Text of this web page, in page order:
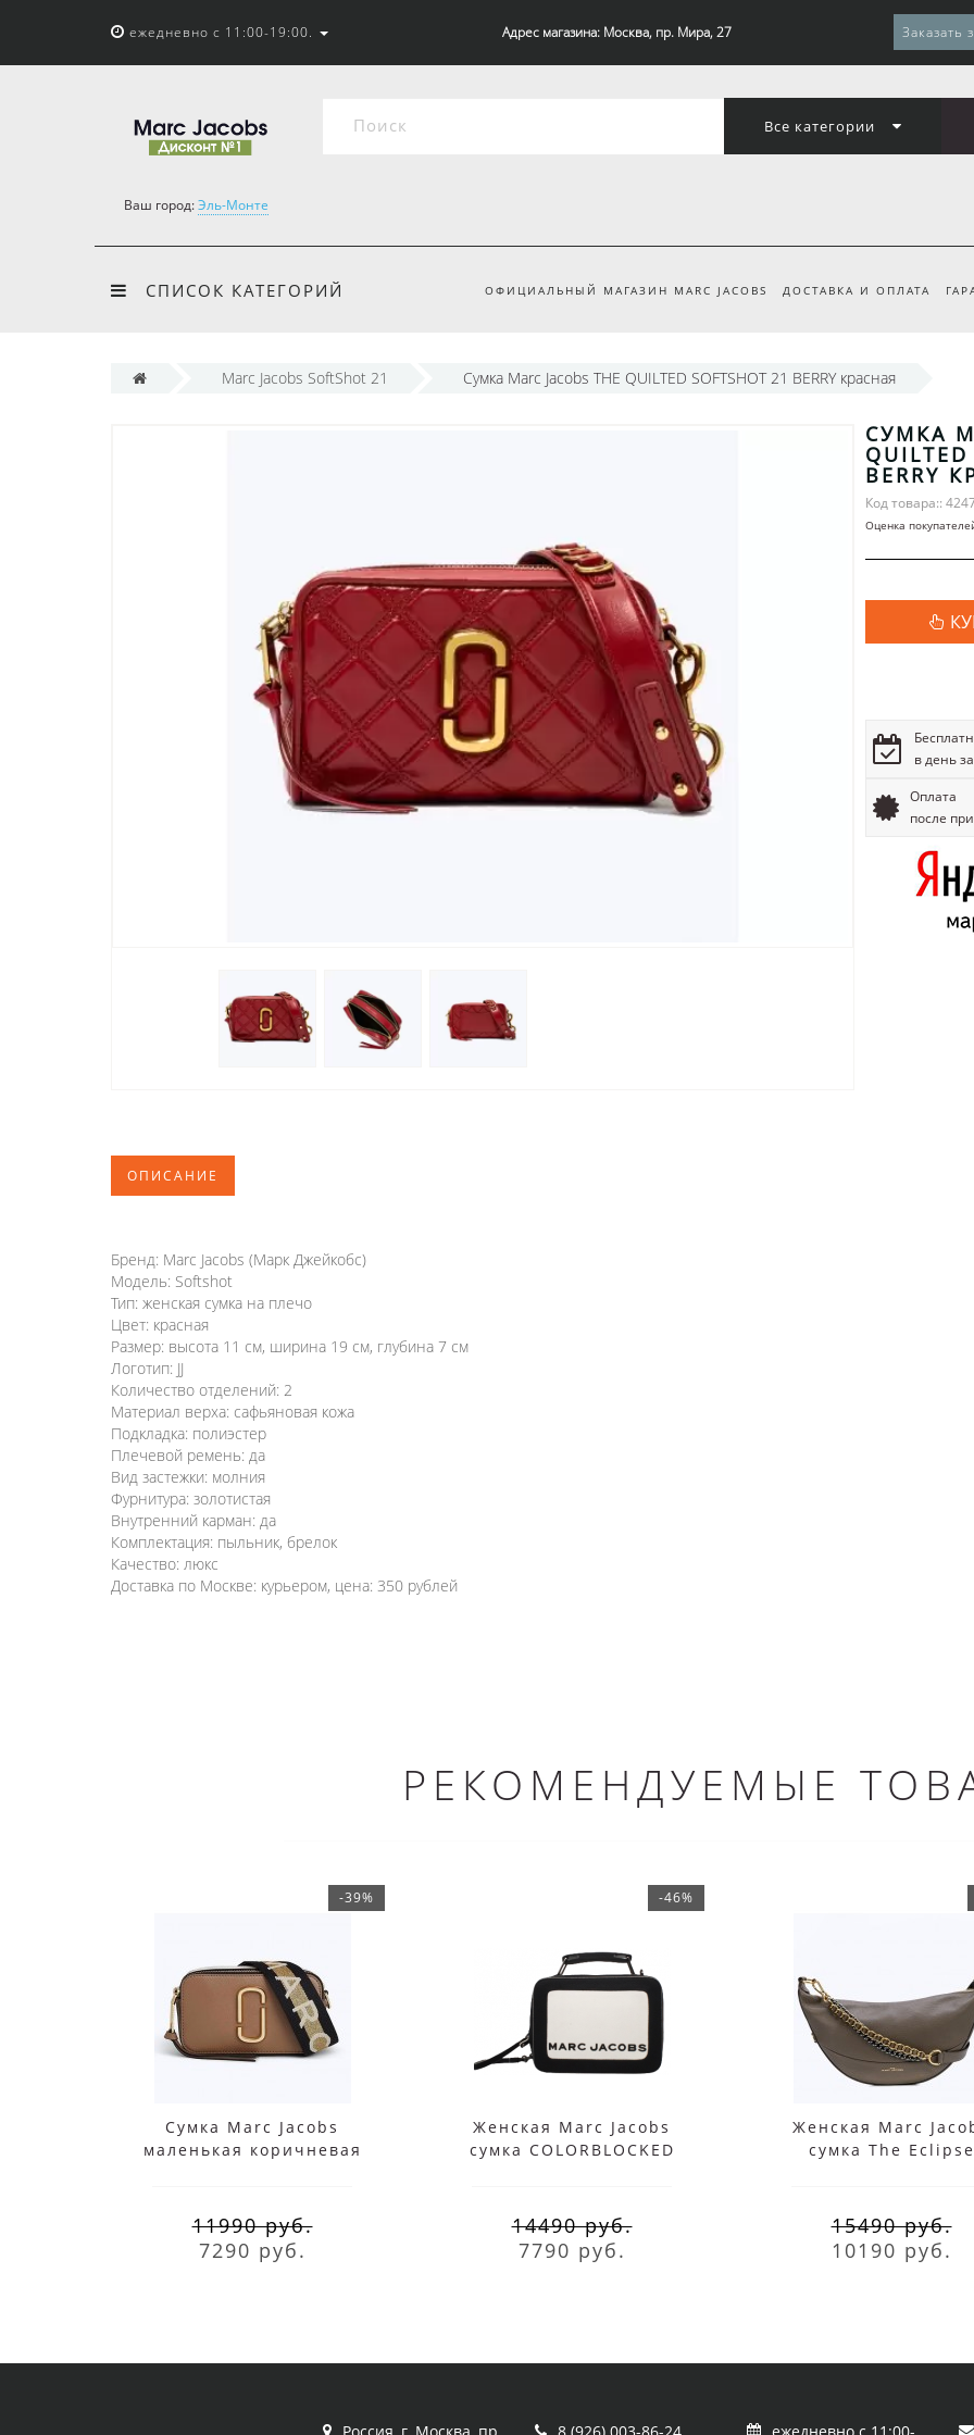
ежедневно с 11:00-19:00. Адрес магазина: Москва, пр. Мира, 27 Заказать
Все категории
Ваш город:Эль-Монте
СПИСОК КАТЕГОРИЙ ОФИЦИАЛЬНЫЙ МАГАЗИН MARC JACOBS ДОСТАВКА И ОПЛАТА
Marc Jacobs SoftShot 21 Сумка Marc Jacobs THE QUILTED SOFTSHOT 21 BERRY красная
СУМКА
QUILTED
BERRY
Код товара::
Оценка
в день
Оплата
после
ОПИСАНИЕ
Бренд: Marc Jacobs (Марк Джейкобс)
Модель: Softshot
Тип: женская сумка на плечо
Цвет: красная
Размер: высота 11 см, ширина 19 см, глубина 7 см
Логотип: JJ
Количество отделений: 2
Материал верха: сафьяновая кожа
Подкладка: полиэстер
Плечевой ремень: да
Вид застежки: молния
Фурнитура: золотистая
Внутренний карман: да
Комплектация: пыльник, брелок
Качество: люкс
Доставка по Москве: курьером, цена: 350 рублей
РЕКОМЕНДУЕМЫЕ
-39%
Сумка Marc Jacobs
маленькая коричневая
11990 руб.
7290 руб.
-46%
Женская Marc Jacobs
сумка COLORBLOCKED
14490 руб.
7790 руб.
Женская Marc
сумка The Eclipse
15490 руб.
10190 руб.
Россия, г. Москва, пр. 8 (926) 003-86-24 ежедневно с 11:00-